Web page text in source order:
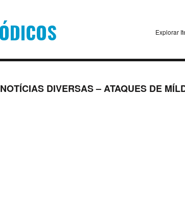
Explorar
NOTÍCIAS DIVERSAS – ATAQUES DE